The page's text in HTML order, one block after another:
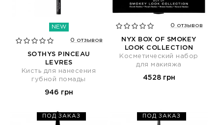
NEW
0 отзывов
SOTHYS PINCEAU
LEVRES
Кисть для нанесения
губной помады
946 грн
0 отзывов
NYX BOX OF SMOKEY
LOOK COLLECTION
Косметический набор
для макияжа
4528 грн
ПОД ЗАКАЗ ПОД ЗАКАЗ